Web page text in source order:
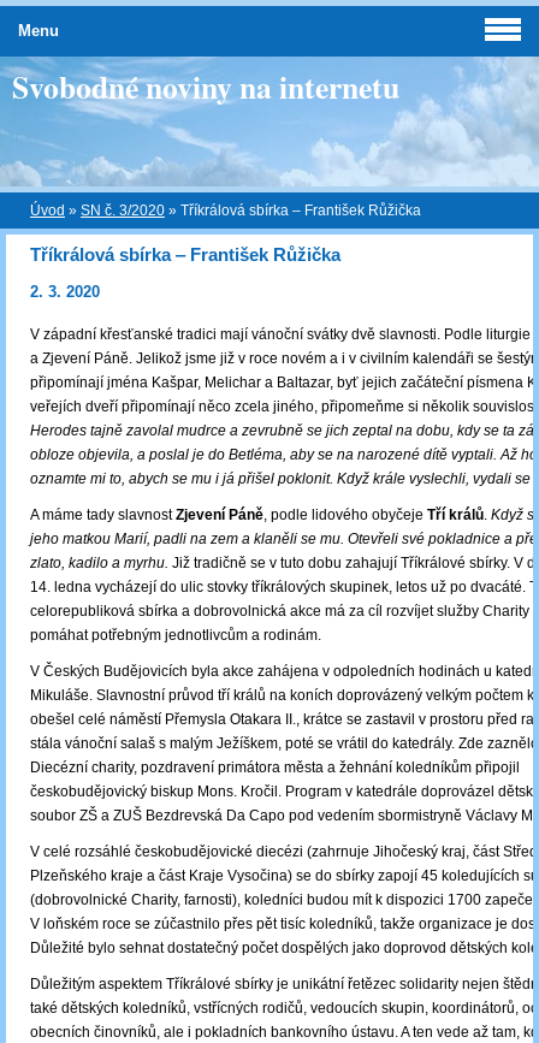
Svobodné noviny na internetu
Úvod » SN č. 3/2020 » Tříkrálová sbírka ‒ František Růžička
Tříkrálová sbírka ‒ František Růžička
2. 3. 2020
V západní křesťanské tradici mají vánoční svátky dvě slavnosti. Podle liturgie
a Zjevení Páně. Jelikož jsme již v roce novém a i v civilním kalendáři se
připomínají jména Kašpar, Melichar a Baltazar, byť jejich začáteční písmena
veřejích dveří připomínají něco zcela jiného, připomeňme si několik
Herodes tajně zavolal mudrce a zevrubně se jich zeptal na dobu, kdy se ta
obloze objevila, a poslal je do Betléma, aby se na narozené dítě vyptali. Až
oznamte mi to, abych se mu i já přišel poklonit. Když krále vyslechli, vydali se
A máme tady slavnostZjevení Páně, podle lidového obyčeje Tří králů. Když
jeho matkou Marií, padli na zem a klaněli se mu. Otevřeli své pokladnice a
zlato, kadilo a myrhu. Již tradičně se v tuto dobu zahajují Tříkrálové sbírky. V
14. ledna vycházejí do ulic stovky tříkrálových skupinek, letos už po dvacáté.
celorepubliková sbírka a dobrovolnická akce má za cíl rozvíjet služby Charity
pomáhat potřebným jednotlivcům a rodinám.
V Českých Budějovicích byla akce zahájena v odpoledních hodinách u
Mikuláše. Slavnostní průvod tří králů na koních doprovázený velkým počtem
obešel celé náměstí Přemysla Otakara II., krátce se zastavil v prostoru před
stála vánoční salaš s malým Ježíškem, poté se vrátil do katedrály. Zde
Diecézní charity, pozdravení primátora města a žehnání koledníkům připojil
českobudějovický biskup Mons. Kročil. Program v katedrále doprovázel
soubor ZŠ a ZUŠ Bezdrevská Da Capo pod vedením sbormistryně Václavy
V celé rozsáhlé českobudějovické diecézi (zahrnuje Jihočeský kraj, část
Plzeňského kraje a část Kraje Vysočina) se do sbírky zapojí 45 koledujících
(dobrovolnické Charity, farnosti), koledníci budou mít k dispozici 1700
V loňském roce se zúčastnilo přes pět tisíc koledníků, takže organizace je
Důležité bylo sehnat dostatečný počet dospělých jako doprovod dětských
Důležitým aspektem Tříkrálové sbírky je unikátní řetězec solidarity nejen
také dětských koledníků, vstřícných rodičů, vedoucích skupin, koordinátorů,
obecních činovníků, ale i pokladních bankovního ústavu. A ten vede až tam,
Menu